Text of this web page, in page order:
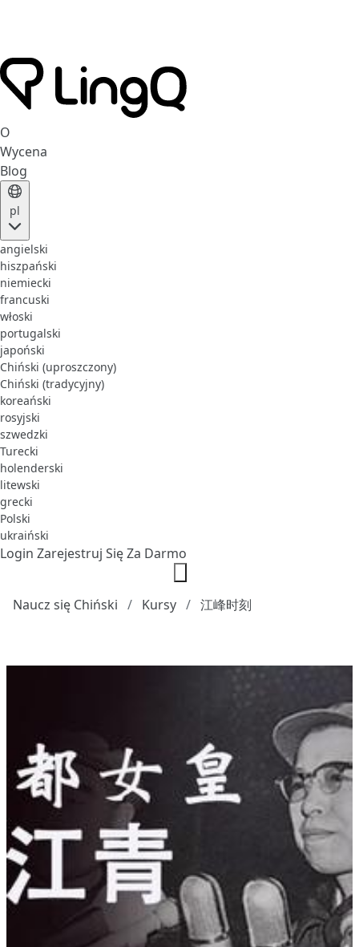
O
Wycena
Blog
pl
angielski
hiszpański
niemiecki
francuski
włoski
portugalski
japoński
Chiński (uproszczony)
Chiński (tradycyjny)
koreański
rosyjski
szwedzki
Turecki
holenderski
litewski
grecki
Polski
ukraiński
Login Zarejestruj Się Za Darmo
Naucz się Chiński Kursy 江峰时刻